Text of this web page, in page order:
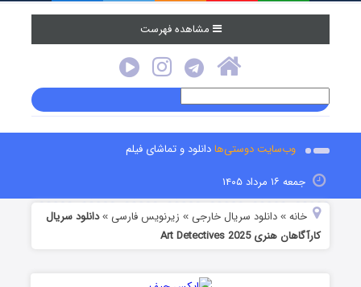
مشاهده فهرست
وب‌سایت دوستی‌هادانلود و تماشای فیلم
جمعه ۱۶ مرداد ۱۴۰۵
خانه »دانلود سریال خارجی » زیرنویس فارسی »دانلود سریال
کارآگاهان هنری Art Detectives 2025